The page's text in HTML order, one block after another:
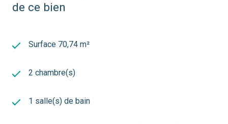
vélo.
Les informations sur les risques auxquels ce bien est
www.georisques.gouv.fr
de ce bien
Surface 70,74 m²
2 chambre(s)
1 salle(s) de bain